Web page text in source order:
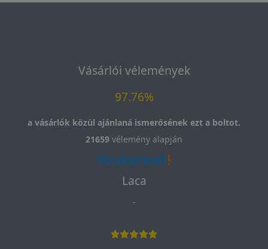
Vásárlói vélemények
97.76%
a vásárlók közül ajánlaná ismerősének ezt a boltot.
21659 vélemény alapján
Laca
-